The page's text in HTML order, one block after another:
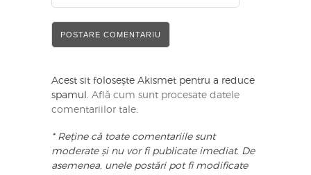
Acest sit folosește Akismet pentru a reduce
spamul. Află cum sunt procesate datele
comentariilor tale.
* Reține că toate comentariile sunt
moderate și nu vor fi publicate imediat. De
asemenea, unele postări pot fi modificate